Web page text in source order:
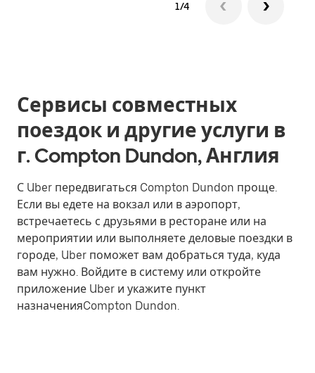
1/4
Сервисы совместных
поездок и другие услуги в
г. Compton Dundon, Англия
С Uber передвигаться Compton Dundon проще.
Если вы едете на вокзал или в аэропорт,
встречаетесь с друзьями в ресторане или на
мероприятии или выполняете деловые поездки в
городе, Uber поможет вам добраться туда, куда
вам нужно. Войдите в систему или откройте
приложение Uber и укажите пункт
назначенияCompton Dundon.